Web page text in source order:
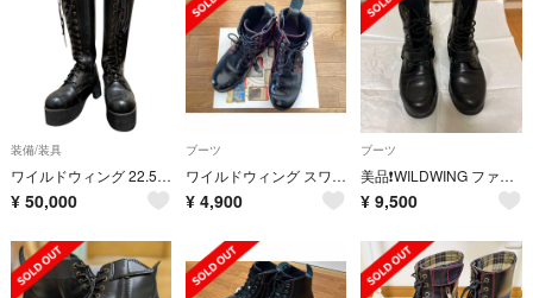
装備/装具
ワイルドウィング 22.5 超厚底OD50
¥ 50,000
ブーツ
ワイルドウィング スワロー ブラック×レッド 本革 バイクブーツ 27.0cm
¥ 4,900
ブーツ
美品❗️WILDWING ファルコン ライディングブーツ 黒
¥ 9,500